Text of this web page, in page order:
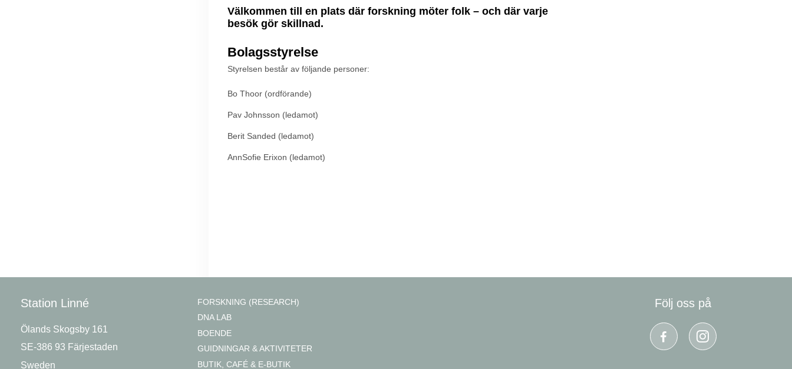
Välkommen till en plats där forskning möter folk – och där varje
besök gör skillnad.
Bolagsstyrelse
Styrelsen består av följande personer:
Bo Thoor (ordförande)
Pav Johnsson (ledamot)
Berit Sanded (ledamot)
AnnSofie Erixon (ledamot)
Station Linné
Ölands Skogsby 161
SE-386 93 Färjestaden
Sweden
FORSKNING (RESEARCH)
DNA LAB
BOENDE
GUIDNINGAR & AKTIVITETER
BUTIK, CAFÉ & E-BUTIK
Följ oss på